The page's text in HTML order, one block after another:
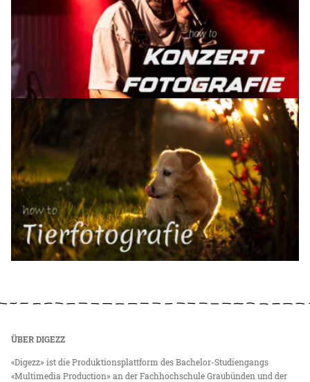
ÜBER DIGEZZ
«Digezz» ist die Produktionsplattform des Bachelor-Studiengangs
«Multimedia Production» an der Fachhochschule Graubünden und der